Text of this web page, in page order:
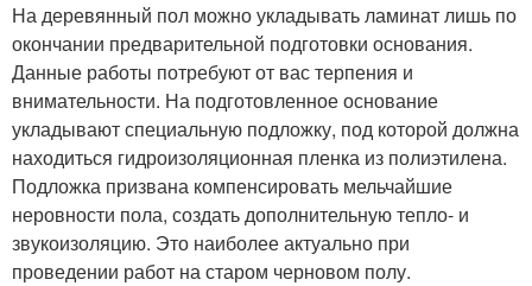
На деревянный пол можно укладывать ламинат лишь по
окончании предварительной подготовки основания.
Данные работы потребуют от вас терпения и
внимательности. На подготовленное основание
укладывают специальную подложку, под которой должна
находиться гидроизоляционная пленка из полиэтилена.
Подложка призвана компенсировать мельчайшие
неровности пола, создать дополнительную тепло- и
звукоизоляцию. Это наиболее актуально при
проведении работ на старом черновом полу.